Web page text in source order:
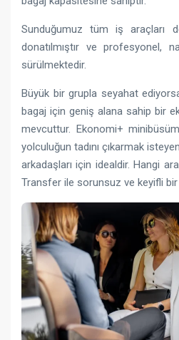
Sunduğumuz tüm iş araçları
donatılmıştır ve profesyonel,
sürülmektedir.
Büyük bir grupla seyahat
bagaj için geniş alana sahip bir
mevcuttur. Ekonomi+
yolculuğun tadını çıkarmak
arkadaşları için idealdir. Hangi
Transfer ile sorunsuz ve keyifli